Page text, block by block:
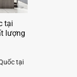
tại
lượng
tại